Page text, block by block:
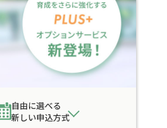
自由に選べる
新しい申込方式